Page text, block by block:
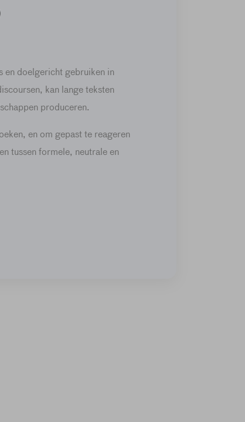
en doelgericht gebruiken in
kan lange teksten
produceren.
en om gepast te reageren
tussen formele, neutrale en